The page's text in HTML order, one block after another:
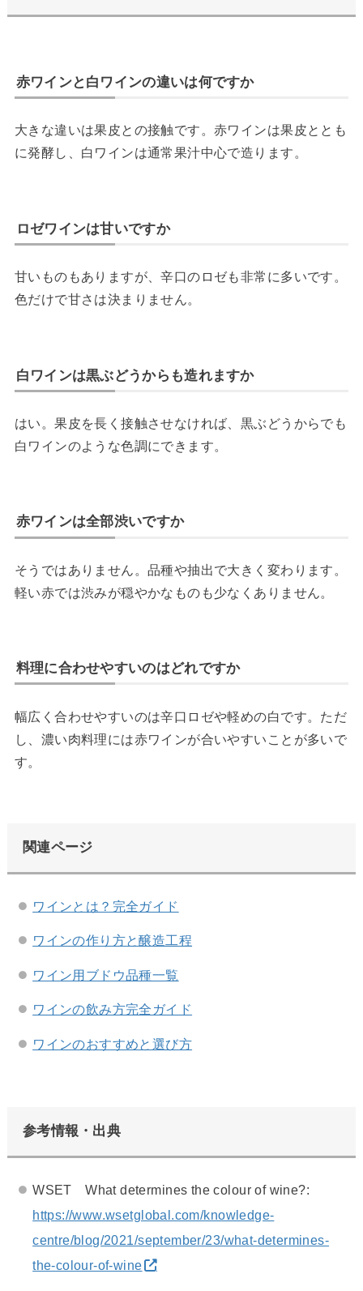
赤ワインと白ワインの違いは何ですか
大きな違いは果皮との接触です。赤ワインは果皮ととも
に発酵し、白ワインは通常果汁中心で造ります。
ロゼワインは甘いですか
甘いものもありますが、辛口のロゼも非常に多いです。
色だけで甘さは決まりません。
白ワインは黒ぶどうからも造れますか
はい。果皮を長く接触させなければ、黒ぶどうからでも
白ワインのような色調にできます。
赤ワインは全部渋いですか
そうではありません。品種や抽出で大きく変わります。
軽い赤では渋みが穏やかなものも少なくありません。
料理に合わせやすいのはどれですか
幅広く合わせやすいのは辛口ロゼや軽めの白です。ただ
し、濃い肉料理には赤ワインが合いやすいことが多いで
す。
関連ページ
ワインとは？完全ガイド
ワインの作り方と醸造工程
ワイン用ブドウ品種一覧
ワインの飲み方完全ガイド
ワインのおすすめと選び方
参考情報・出典
WSET What determines the colour of wine?:
https://www.wsetglobal.com/knowledge-
centre/blog/2021/september/23/what-determines-
the-colour-of-wine